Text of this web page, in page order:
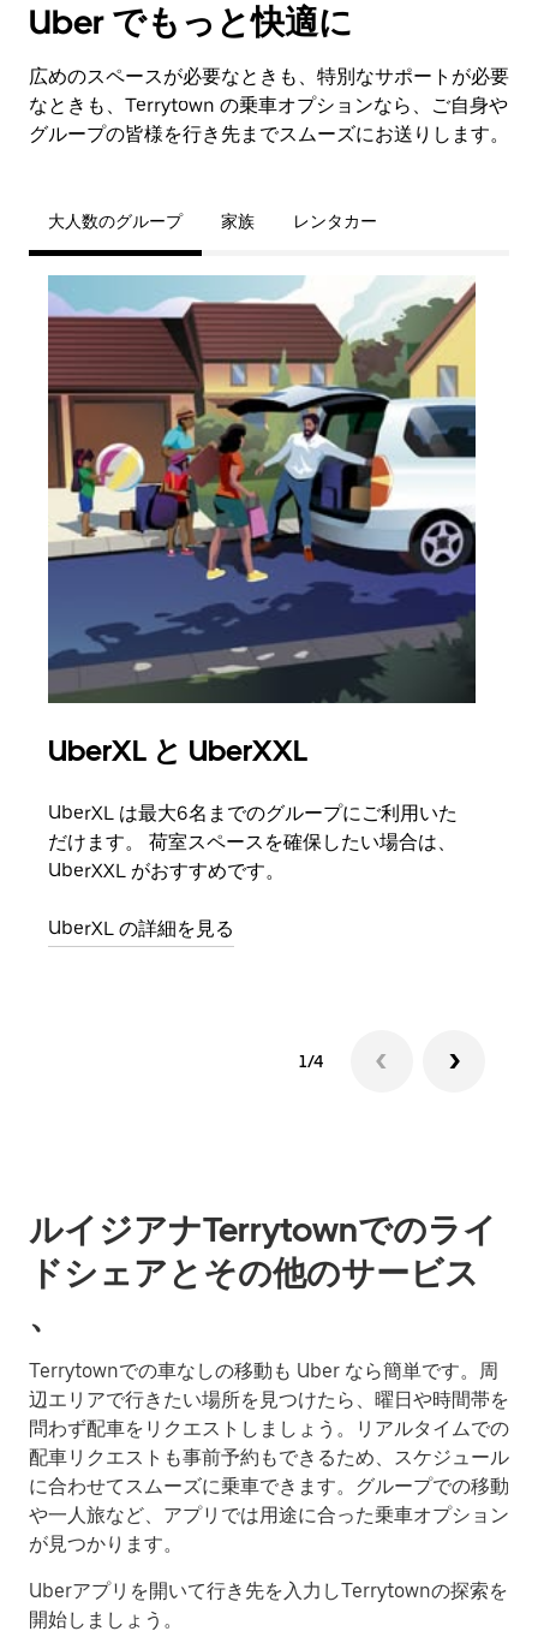
Uber でもっと快適に
広めのスペースが必要なときも、特別なサポートが必要
なときも、Terrytown の乗車オプションなら、ご自身や
グループの皆様を行き先までスムーズにお送りします。
大人数のグループ 家族 レンタカー
UberXL と UberXXL
UberXL は最大6名までのグループにご利用いた
だけます。 荷室スペースを確保したい場合は、
UberXXL がおすすめです。
UberXL の詳細を見る
1/4
ルイジアナTerrytownでのライ
ドシェアとその他のサービス
、
Terrytownでの車なしの移動も Uber なら簡単です。周
辺エリアで行きたい場所を見つけたら、曜日や時間帯を
問わず配車をリクエストしましょう。リアルタイムでの
配車リクエストも事前予約もできるため、スケジュール
に合わせてスムーズに乗車できます。グループでの移動
や一人旅など、アプリでは用途に合った乗車オプション
が見つかります。
Uberアプリを開いて行き先を入力しTerrytownの探索を
開始しましょう。